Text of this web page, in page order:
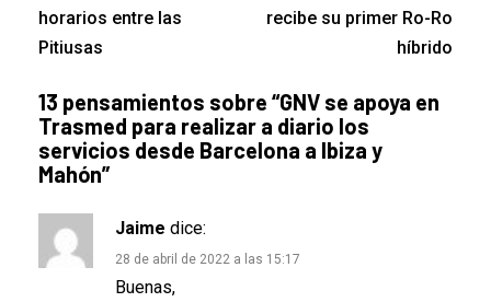
horarios entre las
Pitiusas
recibe su primer Ro-Ro
híbrido
13 pensamientos sobre “GNV se apoya en
Trasmed para realizar a diario los
servicios desde Barcelona a Ibiza y
Mahón”
Jaime dice:
28 de abril de 2022 a las 15:17
Buenas,